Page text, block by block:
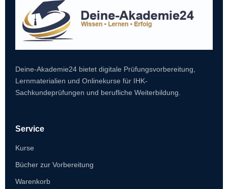
Deine-Akademie24 bietet digitale Prüfungsvorbereitung,
Lernmaterialien und Onlinekurse für IHK-
Sachkundeprüfungen und berufliche Weiterbildung.
Service
Kurse
Bücher zur Vorbereitung
Warenkorb